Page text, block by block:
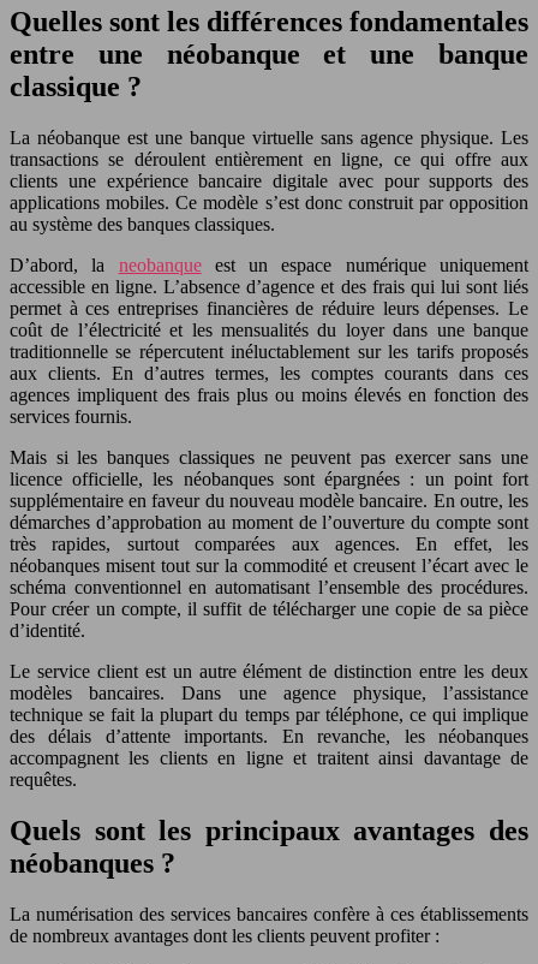
Quelles sont les différences fondamentales
entre une néobanque et une banque
classique ?
La néobanque est une banque virtuelle sans agence physique. Les
transactions se déroulent entièrement en ligne, ce qui offre aux
clients une expérience bancaire digitale avec pour supports des
applications mobiles. Ce modèle s’est donc construit par opposition
au système des banques classiques.
D’abord, la neobanqueest un espace numérique uniquement
accessible en ligne. L’absence d’agence et des frais qui lui sont liés
permet à ces entreprises financières de réduire leurs dépenses. Le
coût de l’électricité et les mensualités du loyer dans une banque
traditionnelle se répercutent inéluctablement sur les tarifs proposés
aux clients. En d’autres termes, les comptes courants dans ces
agences impliquent des frais plus ou moins élevés en fonction des
services fournis.
Mais si les banques classiques ne peuvent pas exercer sans une
licence officielle, les néobanques sont épargnées : un point fort
supplémentaire en faveur du nouveau modèle bancaire. En outre, les
démarches d’approbation au moment de l’ouverture du compte sont
très rapides, surtout comparées aux agences. En effet, les
néobanques misent tout sur la commodité et creusent l’écart avec le
schéma conventionnel en automatisant l’ensemble des procédures.
Pour créer un compte, il suffit de télécharger une copie de sa pièce
d’identité.
Le service client est un autre élément de distinction entre les deux
modèles bancaires. Dans une agence physique, l’assistance
technique se fait la plupart du temps par téléphone, ce qui implique
des délais d’attente importants. En revanche, les néobanques
accompagnent les clients en ligne et traitent ainsi davantage de
requêtes.
Quels sont les principaux avantages des
néobanques ?
La numérisation des services bancaires confère à ces établissements
de nombreux avantages dont les clients peuvent profiter :